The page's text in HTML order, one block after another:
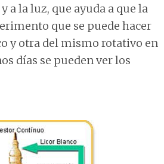
a la luz, que ayuda a que la
que se puede hacer
y otra del mismo rotativo en
días se pueden ver los